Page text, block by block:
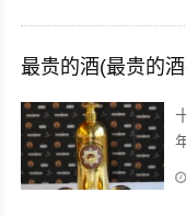
最贵的酒(最贵的